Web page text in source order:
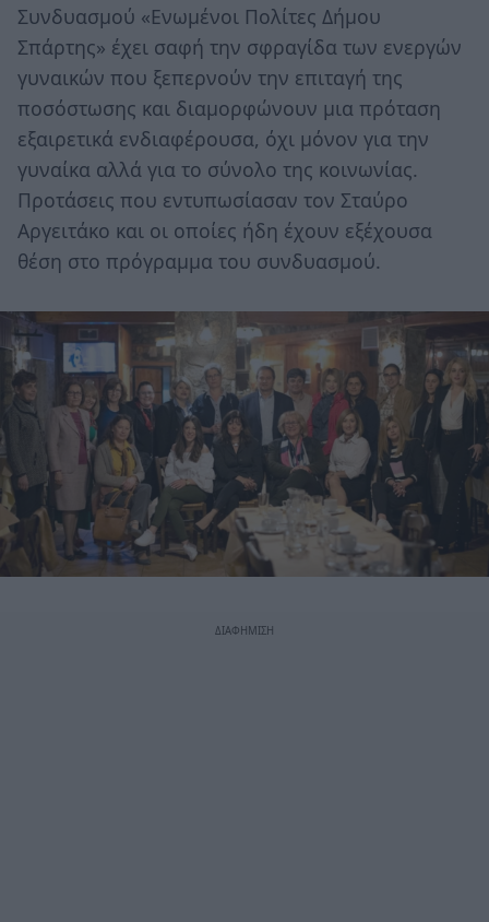
Συνδυασμού «Ενωμένοι Πολίτες Δήμου
Σπάρτης» έχει σαφή την σφραγίδα των ενεργών
γυναικών που ξεπερνούν την επιταγή της
ποσόστωσης και διαμορφώνουν μια πρόταση
εξαιρετικά ενδιαφέρουσα, όχι μόνον για την
γυναίκα αλλά για το σύνολο της κοινωνίας.
Προτάσεις που εντυπωσίασαν τον Σταύρο
Αργειτάκο και οι οποίες ήδη έχουν εξέχουσα
θέση στο πρόγραμμα του συνδυασμού.